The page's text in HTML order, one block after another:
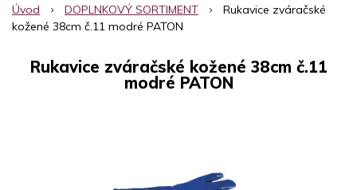
Úvod DOPLNKOVÝ SORTIMENT
Rukavice zváračské
kožené 38cm č.11 modré PATON
Rukavice zváračské kožené 38cm č.11
modré PATON